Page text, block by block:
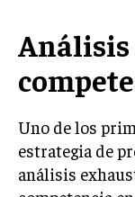
MARKETING
AGENCIAS
VENTA
Análisis
Uno de los
estrategia de
análisis